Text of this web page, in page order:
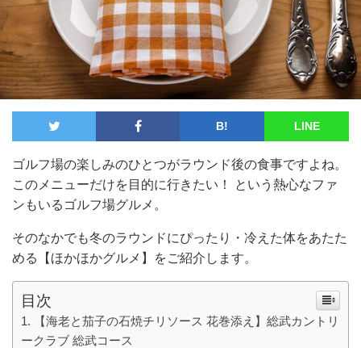
B! LINE
ゴルフ場の楽しみのひとつがラウンド後の食事ですよね。
このメニューだけを目的に行きたい！ という熱心なファ
ンもいるゴルフ場グルメ。
そのなかでも冬のラウンドにぴったり・冷えた体をあたた
める【ほかほかグルメ】をご紹介します。
目次
【海老と茄子の石焼チリソース 花巻添え】総武カントリ
ークラブ 総武コース